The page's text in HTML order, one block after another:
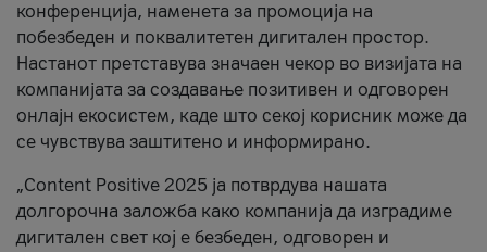
конференција, наменета за промоција на
побезбеден и поквалитетен дигитален простор.
Настанот претставува значаен чекор во визијата на
компанијата за создавање позитивен и одговорен
онлајн екосистем, каде што секој корисник може да
се чувствува заштитено и информирано.
„Content Positive 2025 ја потврдува нашата
долгорочна заложба како компанија да изградиме
дигитален свет кој е безбеден, одговорен и